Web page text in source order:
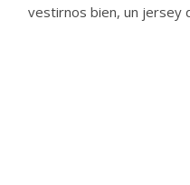
vestirnos bien, un jersey